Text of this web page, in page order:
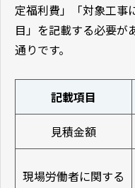
定福利費」「対象工事
目」を記載する必要が
通りです。
記載項目
見積金額
現場労働者に関する